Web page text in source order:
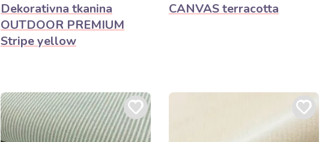
Dekorativna tkanina
OUTDOOR PREMIUM
Stripe yellow
CANVAS terracotta